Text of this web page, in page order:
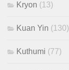
Kryon (13)
Kuan Yin (130)
Kuthumi (77)